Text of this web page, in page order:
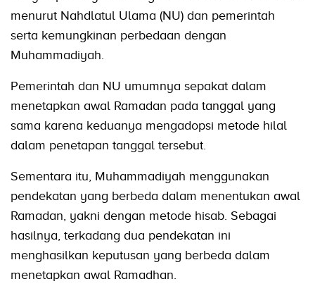
menurut Nahdlatul Ulama (NU) dan pemerintah
serta kemungkinan perbedaan dengan
Muhammadiyah.
Pemerintah dan NU umumnya sepakat dalam
menetapkan awal Ramadan pada tanggal yang
sama karena keduanya mengadopsi metode hilal
dalam penetapan tanggal tersebut.
Sementara itu, Muhammadiyah menggunakan
pendekatan yang berbeda dalam menentukan awal
Ramadan, yakni dengan metode hisab. Sebagai
hasilnya, terkadang dua pendekatan ini
menghasilkan keputusan yang berbeda dalam
menetapkan awal Ramadhan.